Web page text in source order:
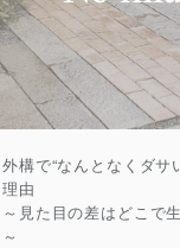
外構で“なんとなくダサ
理由
～見た目の差はどこで
～